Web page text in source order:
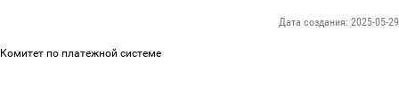
Дата создания: 2025-05-29
Комитет по платежной системе